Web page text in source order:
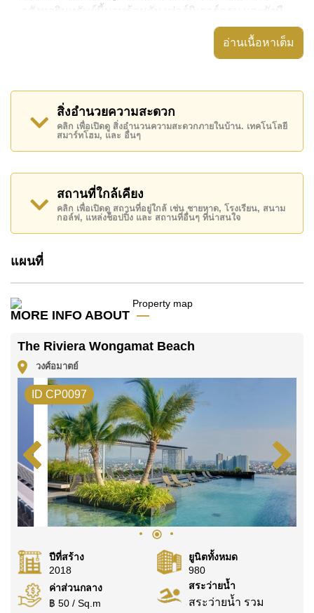
อสังหาริมทรัพย์นี้มาพร้อมกับ เฟอร์นิเจอร์ครบ และยังมี
สิ่งอำนวยความสะดวก ได้แก่ เครื่องปรับอากาศครบ,
อสังหาริมทรัพย์นี้สามารถใช้ สระว่ายน้ำ ส่วนกลาง ได้
ส่วนกลาง ได้แก่ สไลเดอร์, ฟิสเนส, ฟิตเนสบนชั้นดาดฟ้า,
สกายเทอร์เรซ
สถานที่สำคัญใกล้ The Riviera Wongamat Beach ได้แก่:
เดินทางไปชายหาดได้ง่าย, ไกล้เคียงรถประจำทาง , อาร์ท
อิน พาราไดซ์, The Sanctuary of Truth Temple , ,
รพ.กรุงเทพพัทยา, โรงพยาบาลบางละมุง
อสังหาริมทรัพย์นี้เปิดให้เช่าระยะยาวในราคา ฿ 15,000
บาทต่อเดือน
โปรดทราบว่าราคาค่าเช่าที่ Cornerstone Real Estate
ค้นพบโอกาสในการทำให้ที่อยู่อาศัยนี้เป็นบ้านในฝันของ
ติดต่อ Cornerstone Real Estate โทร +6638411250
หรือ อีเมลinfo@cornerstone.co.th
WhatsApp ของสำนักงาน:+66807945904
@cornerstonepattaya
อ่านเนื้อหาเต็ม
สิ่งอำนวยความสะดวก
คลิก เพื่อเปิดดู สิ่งอำนวนความสะดวกภายในบ้าน. เทคโนโลยี
สมาร์ทโฮม, และ อื่นๆ
สถานที่ใกล้เคียง
คลิก เพื่อเปิดดู สถานที่อยู่ใกล้ เช่น ชายหาด, โรงเรียน, สนาม
กอล์ฟ, แหล่งช็อปปิ้ง และ สถานที่อื่นๆ ที่น่าสนใจ
แผนที่
MORE INFO ABOUT
The Riviera Wongamat Beach
วงศ์อมาตย์
ID CP0097
ปีที่สร้าง
2018
ยูนิตทั้งหมด
980
ค่าส่วนกลาง
฿ 50 / Sq.m
สระว่ายน้ำ
สระว่ายน้ำ รวม